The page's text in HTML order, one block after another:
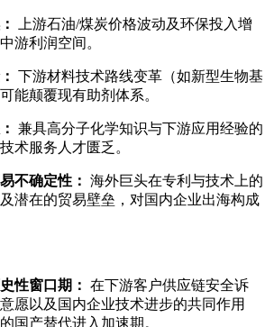
上游石油/煤炭价格波动及环保投入增
游利润空间。
下游材料技术路线变革（如新型生物基
能颠覆现有助剂体系。
兼具高分子化学知识与下游应用经验的
术服务人才匮乏。
不确定性： 海外巨头在专利与技术上的
潜在的贸易壁垒，对国内企业出海构成
性窗口期： 在下游客户供应链安全诉
愿以及国内企业技术进步的共同作用
国产替代进入加速期。